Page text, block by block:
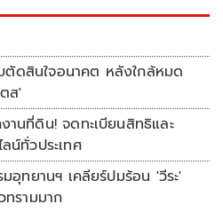
ตัดสินใจอนาคต หลังใกล้หมด
ส'
านที่ดิน! จดทะเบียนสิทธิและ
น์ทั่วประเทศ
อุทยานฯ เคลียร์ปมร้อน 'วีระ'
ทรามมาก